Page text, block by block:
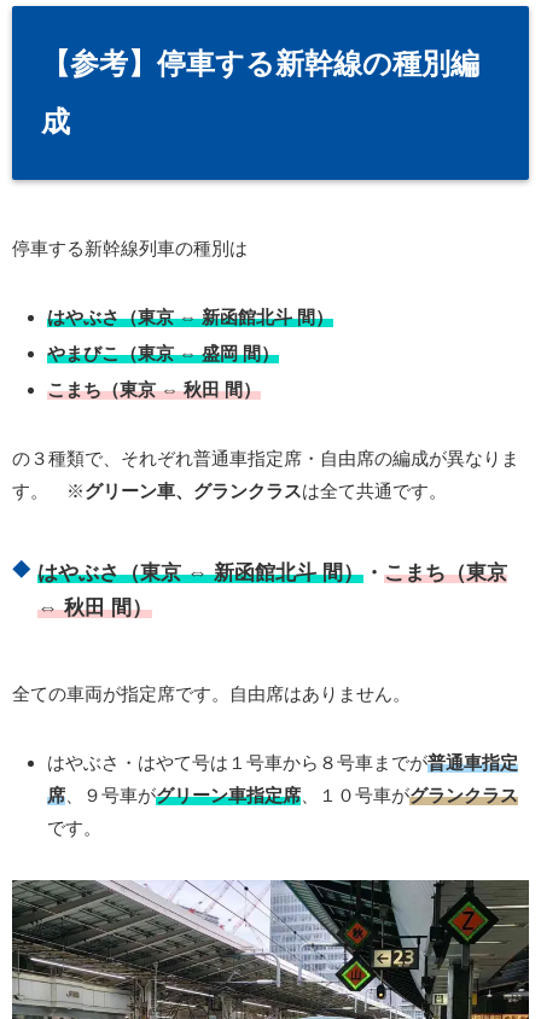
【参考】停車する新幹線の種別編
成
停車する新幹線列車の種別は
はやぶさ（東京 ⇔ 新函館北斗 間）
やまびこ（東京 ⇔ 盛岡 間）
こまち（東京 ⇔ 秋田 間）
の３種類で、それぞれ普通車指定席・自由席の編成が異なりま
す。 ※グリーン車、グランクラスは全て共通です。
はやぶさ（東京 ⇔ 新函館北斗 間） ・こまち（東京
⇔ 秋田 間）
全ての車両が指定席です。自由席はありません。
はやぶさ・はやて号は１号車から８号車までが普通車指定
席 、９号車がグリーン車指定席 、１０号車がグランクラス
です。